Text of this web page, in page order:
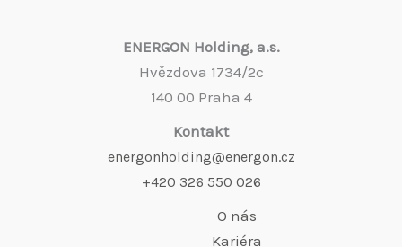
ENERGON Holding, a.s.
Hvězdova 1734/2c
140 00 Praha 4
Kontakt
energonholding@energon.cz
+420 326 550 026
O nás
Kariéra